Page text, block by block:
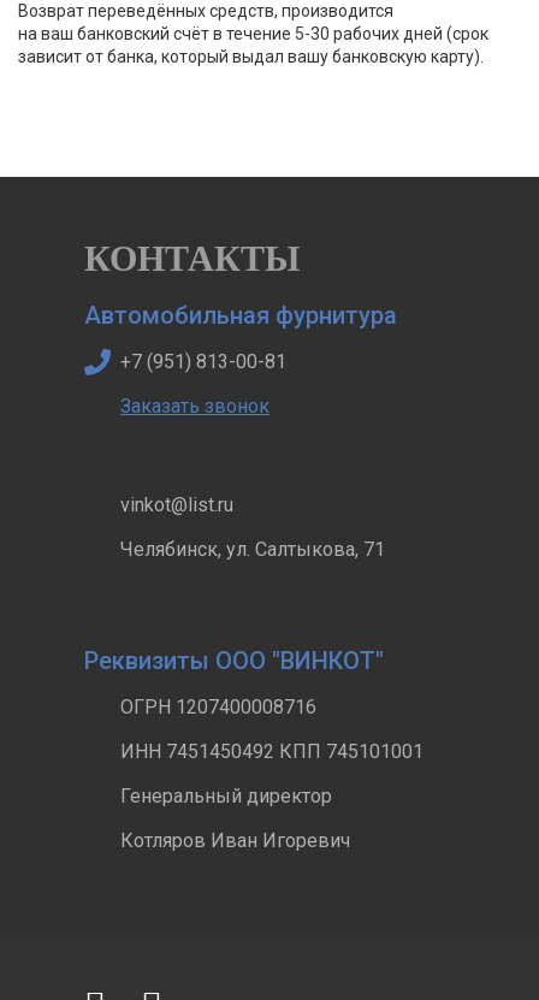
Возврат переведённых средств, производится
на ваш банковский счёт в течение 5-30 рабочих дней (срок
зависит от банка, который выдал вашу банковскую карту).
КОНТАКТЫ
Автомобильная фурнитура
+7 (951) 813-00-81
Заказать звонок
vinkot@list.ru
Челябинск, ул. Салтыкова, 71
Реквизиты ООО "ВИНКОТ"
ОГРН 1207400008716
ИНН 7451450492 КПП 745101001
Генеральный директор
Котляров Иван Игоревич